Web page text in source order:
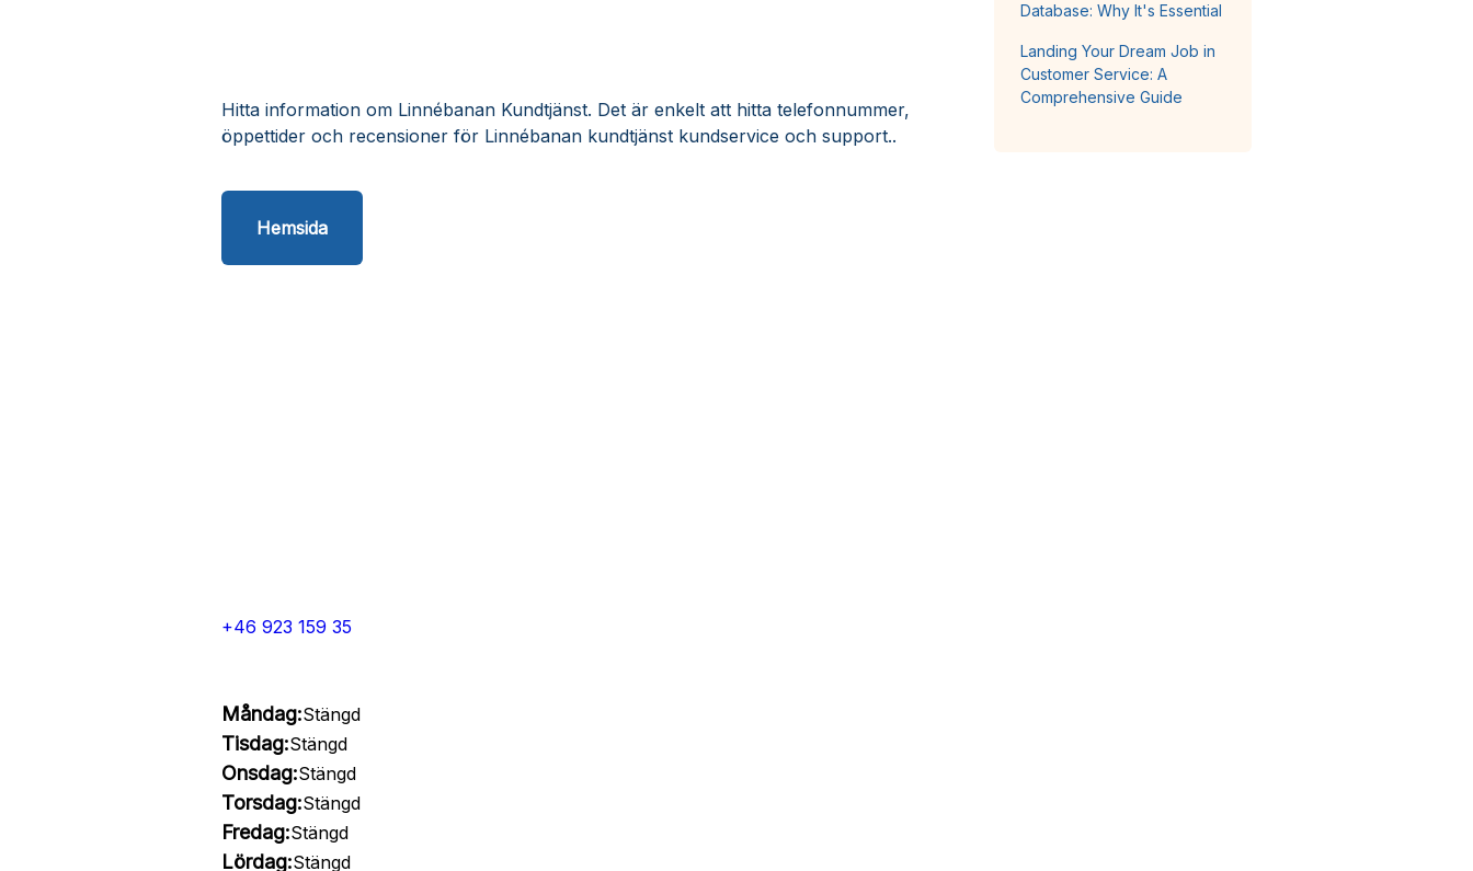
Hitta information om Linnébanan Kundtjänst. Det är enkelt att hitta telefonnummer,
öppettider och recensioner för Linnébanan kundtjänst kundservice och support..
Hemsida
+46 923 159 35
Måndag:Stängd
Tisdag:Stängd
Onsdag:Stängd
Torsdag:Stängd
Fredag:Stängd
Lördag:Stängd
Database: Why It's Essential
Landing Your Dream Job in
Customer Service: A
Comprehensive Guide